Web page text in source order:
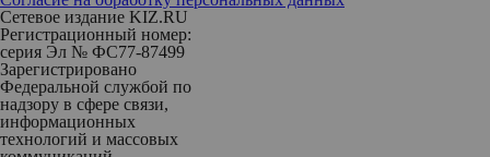
Сетевое издание KIZ.RU
Регистрационный номер:
серия Эл № ФС77-87499
Зарегистрировано
Федеральной службой по
надзору в сфере связи,
информационных
технологий и массовых